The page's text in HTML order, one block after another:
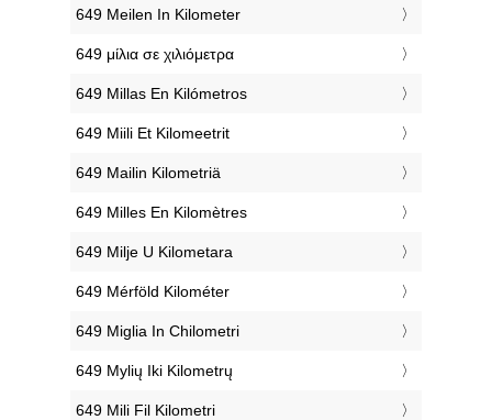
‎649 Meilen In Kilometer
‎649 μίλια σε χιλιόμετρα
‎649 Millas En Kilómetros
‎649 Miili Et Kilomeetrit
‎649 Mailin Kilometriä
‎649 Milles En Kilomètres
‎649 Milje U Kilometara
‎649 Mérföld Kilométer
‎649 Miglia In Chilometri
‎649 Mylių Iki Kilometrų
‎649 Mili Fil Kilometri